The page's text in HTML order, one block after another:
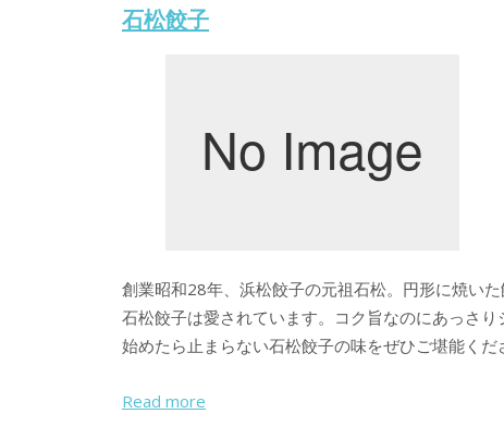
石松餃子
創業昭和28年、浜松餃子の元祖石松。円形に焼い
石松餃子は愛されています。コク旨なのにあっさ
始めたら止まらない石松餃子の味をぜひご堪能くだ
Read more